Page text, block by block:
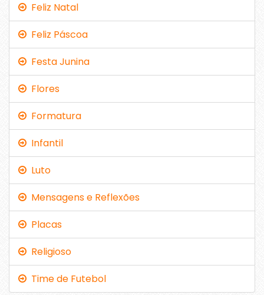
Feliz Natal
Feliz Páscoa
Festa Junina
Flores
Formatura
Infantil
Luto
Mensagens e Reflexões
Placas
Religioso
Time de Futebol